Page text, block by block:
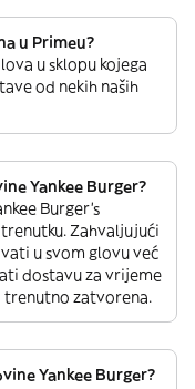
u Primeu?
u sklopu kojega
od nekih naših
Yankee Burger?
Burger’s
Zahvaljujući
u svom glovu već
dostavu za vrijeme
trenutno zatvorena.
Yankee Burger?